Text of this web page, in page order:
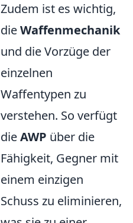
Zudem ist es wichtig,
dieWaffenmechanik
und die Vorzüge der
einzelnen
Waffentypen zu
verstehen. So verfügt
dieAWP über die
Fähigkeit, Gegner mit
einem einzigen
Schuss zu eliminieren,